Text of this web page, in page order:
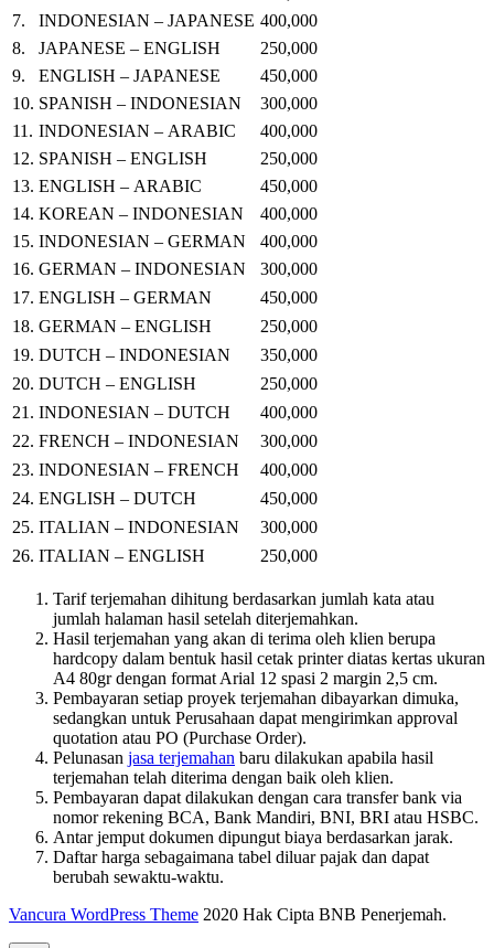
7.
INDONESIAN – JAPANESE 400,000
8.
JAPANESE – ENGLISH
250,000
9.
ENGLISH – JAPANESE
450,000
10. SPANISH – INDONESIAN 300,000
11. INDONESIAN – ARABIC
400,000
12. SPANISH – ENGLISH
250,000
13. ENGLISH – ARABIC
450,000
14. KOREAN – INDONESIAN
400,000
15. INDONESIAN – GERMAN
400,000
16. GERMAN – INDONESIAN
300,000
17. ENGLISH – GERMAN
450,000
18. GERMAN – ENGLISH
250,000
19. DUTCH – INDONESIAN 350,000
20. DUTCH – ENGLISH
250,000
21. INDONESIAN – DUTCH
400,000
22. FRENCH – INDONESIAN
300,000
23. INDONESIAN – FRENCH
400,000
24. ENGLISH – DUTCH
450,000
25. ITALIAN – INDONESIAN 300,000
26. ITALIAN – ENGLISH 250,000
Tarif terjemahan dihitung berdasarkan jumlah kata atau
jumlah halaman hasil setelah diterjemahkan.
Hasil terjemahan yang akan di terima oleh klien berupa
hardcopy dalam bentuk hasil cetak printer diatas kertas ukuran
A4 80gr dengan format Arial 12 spasi 2 margin 2,5 cm.
Pembayaran setiap proyek terjemahan dibayarkan dimuka,
sedangkan untuk Perusahaan dapat mengirimkan approval
quotation atau PO (Purchase Order).
Pelunasan jasa terjemahan baru dilakukan apabila hasil
terjemahan telah diterima dengan baik oleh klien.
Pembayaran dapat dilakukan dengan cara transfer bank via
nomor rekening BCA, Bank Mandiri, BNI, BRI atau HSBC.
Antar jemput dokumen dipungut biaya berdasarkan jarak.
Daftar harga sebagaimana tabel diluar pajak dan dapat
berubah sewaktu-waktu.
Vancura WordPress Theme 2020 Hak Cipta BNB Penerjemah.